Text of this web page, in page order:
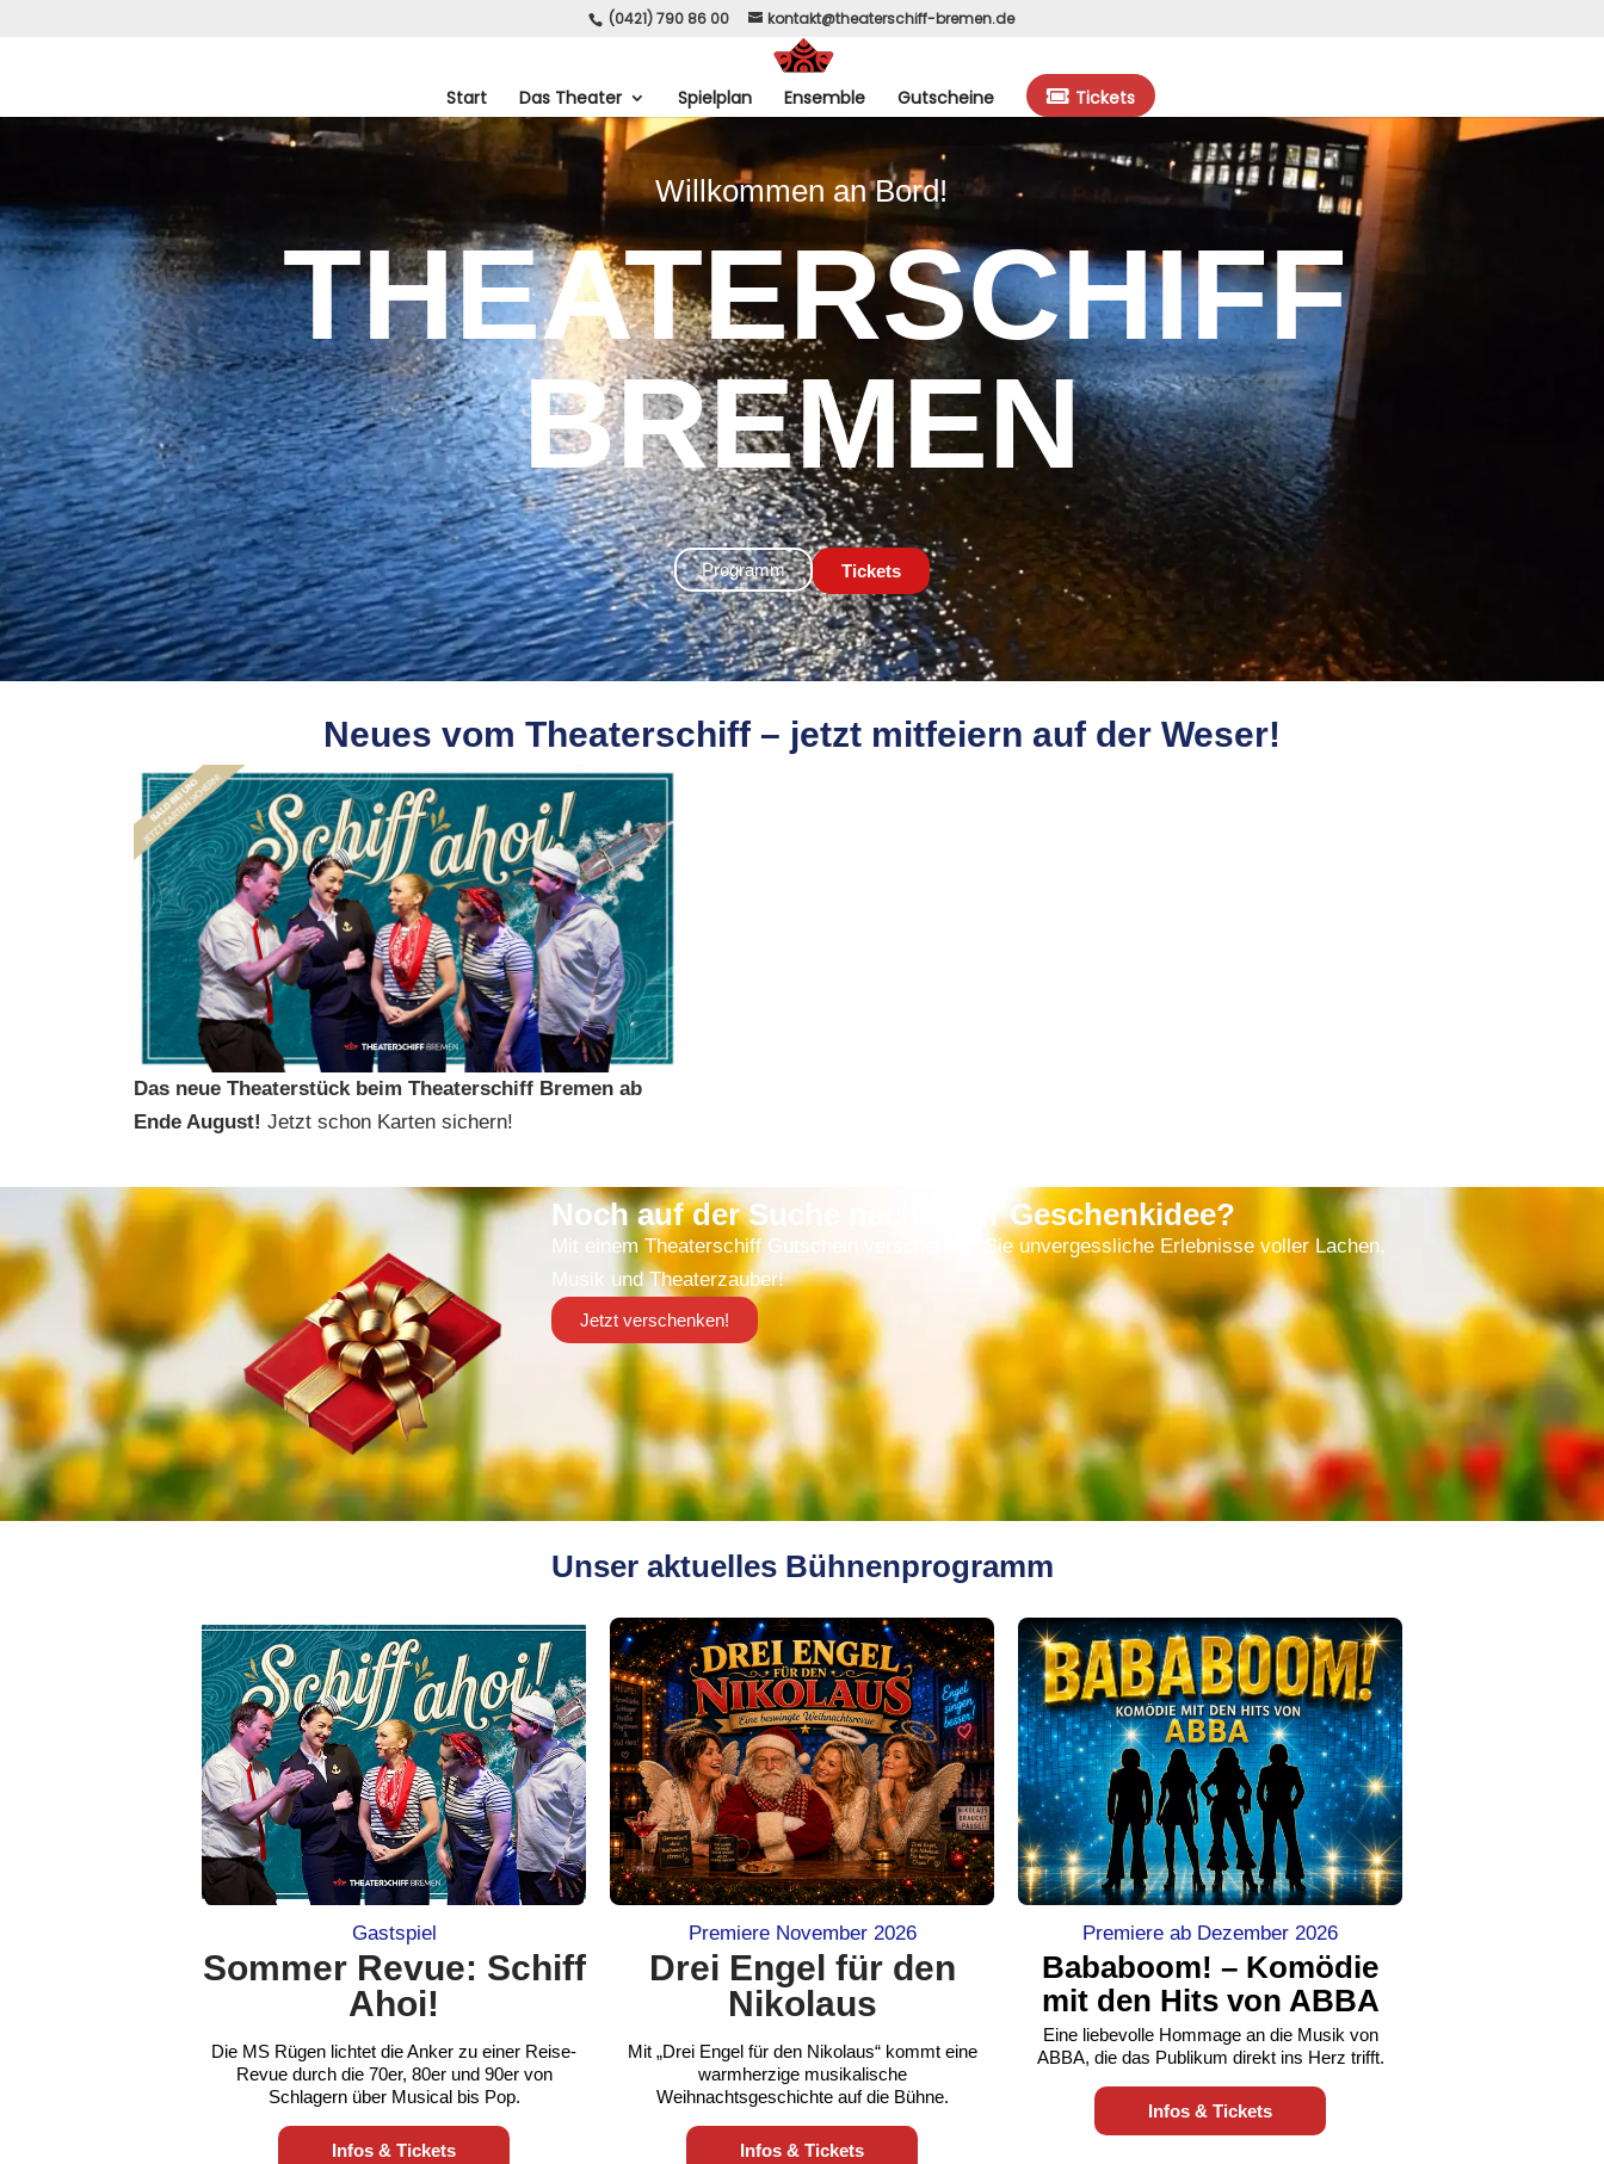
(0421) 790 86 00 kontakt@theaterschiff-bremen.de
Start Das Theater Spielplan Ensemble Gutscheine Tickets
Willkommen an Bord!
THEATERSCHIFF
BREMEN
Programm Tickets
Neues vom Theaterschiff – jetzt mitfeiern auf der Weser!
Das neue Theaterstück beim Theaterschiff Bremen ab
Ende August! Jetzt schon Karten sichern!
Noch auf der Suche nach einer Geschenkidee?
Mit einem Theaterschiff Gutschein verschenken Sie unvergessliche Erlebnisse voller Lachen,
Musik und Theaterzauber!
Jetzt verschenken!
Unser aktuelles Bühnenprogramm
Gastspiel
Sommer Revue: Schiff
Ahoi!
Die MS Rügen lichtet die Anker zu einer Reise-
Revue durch die 70er, 80er und 90er von
Schlagern über Musical bis Pop.
Infos & Tickets
Premiere November 2026
Drei Engel für den
Nikolaus
Mit „Drei Engel für den Nikolaus“ kommt eine
warmherzige musikalische
Weihnachtsgeschichte auf die Bühne.
Infos & Tickets
Premiere ab Dezember 2026
Bababoom! – Komödie
mit den Hits von ABBA
Eine liebevolle Hommage an die Musik von
ABBA, die das Publikum direkt ins Herz trifft.
Infos & Tickets